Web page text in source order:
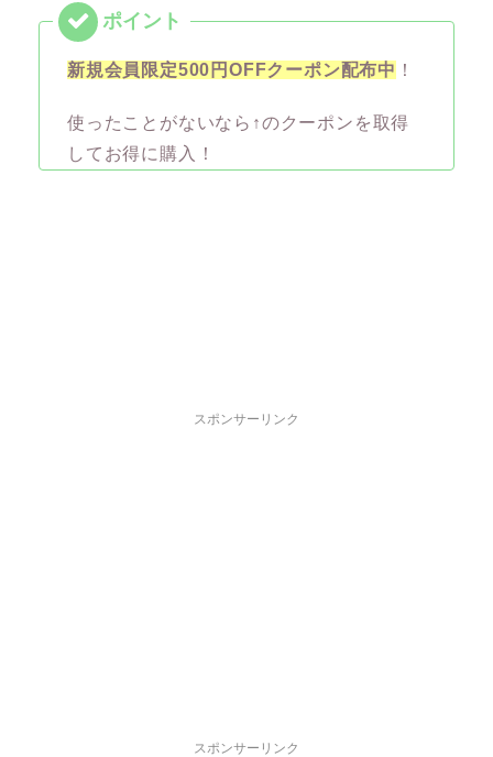
新規会員限定500円OFFクーポン配布中 ！
使ったことがないなら↑のクーポンを取得
してお得に購入！
スポンサーリンク
スポンサーリンク